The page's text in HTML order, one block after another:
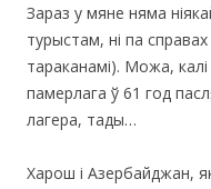
Зараз у мяне няма
турыстам, ні па справах
тараканамі). Можа, калі
памерлага ў 61 год
лагера, тады…
Харош і Азербайджан,